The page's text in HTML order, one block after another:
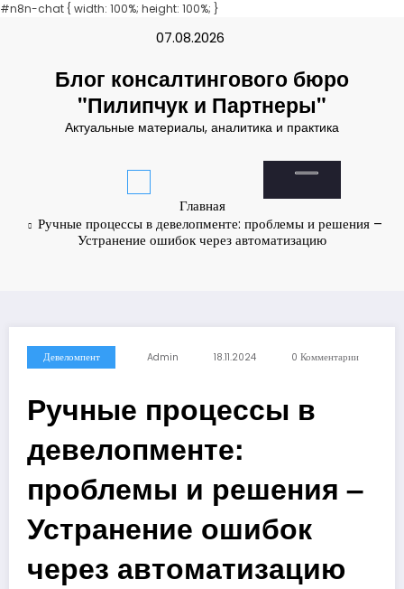
deneme bonusuPadişahbet
#n8n-chat { width: 100%; height: 100%; }
07.08.2026
Блог консалтингового бюро
"Пилипчук и Партнеры"
Актуальные материалы, аналитика и практика
Главная
Ручные процессы в девелопменте: проблемы и решения –
Устранение ошибок через автоматизацию
Девеломпент Admin 18.11.2024 0 Комментарии
Ручные процессы в
девелопменте:
проблемы и решения –
Устранение ошибок
через автоматизацию